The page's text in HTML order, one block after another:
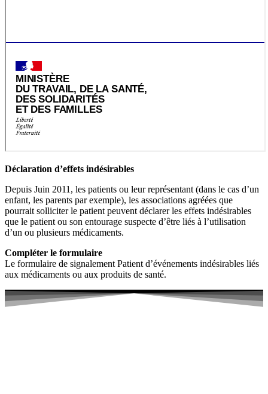
Déclaration d’effets indésirables
Depuis Juin 2011, les patients ou leur représentant (dans le cas d’un
enfant, les parents par exemple), les associations agréées que
pourrait solliciter le patient peuvent déclarer les effets indésirables
que le patient ou son entourage suspecte d’être liés à l’utilisation
d’un ou plusieurs médicaments.
Compléter le formulaire
Le formulaire de signalement Patient d’événements indésirables liés
aux médicaments ou aux produits de santé.